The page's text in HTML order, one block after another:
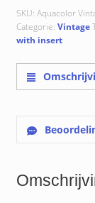
SKU: Aquacolor
Categorie: Vintage
with insert